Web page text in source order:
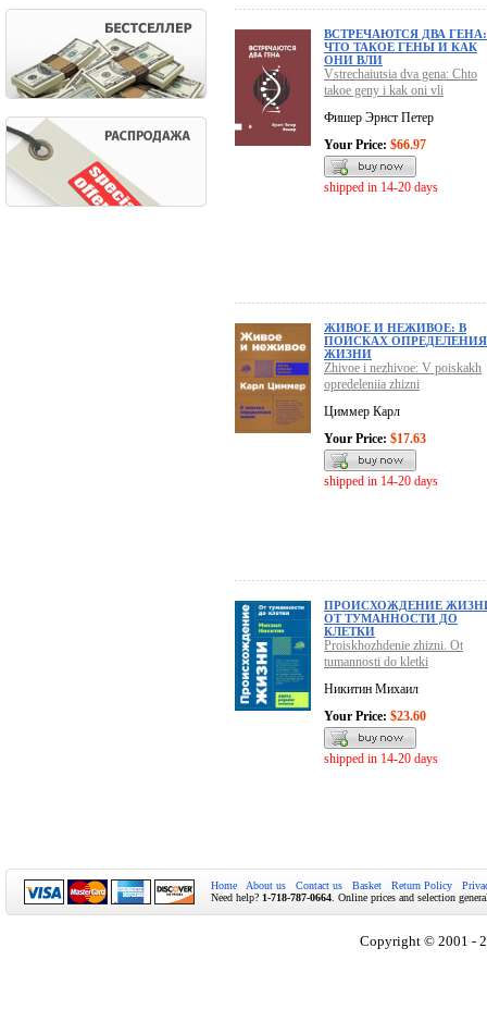
ВСТРЕЧАЮТСЯ ДВА ГЕНА:
ЧТО ТАКОЕ ГЕНЫ И КАК
ОНИ ВЛИ
Vstrechaiutsia dva gena: Chto
takoe geny i kak oni vli
Фишер Эрнст Петер
Your Price: $66.97
shipped in 14-20 days
ЖИВОЕ И НЕЖИВОЕ: В
ПОИСКАХ ОПРЕДЕЛЕНИЯ
ЖИЗНИ
Zhivoe i nezhivoe: V poiskakh
opredeleniia zhizni
Циммер Карл
Your Price: $17.63
shipped in 14-20 days
ПРОИСХОЖДЕНИЕ
ОТ ТУМАННОСТИ ДО
КЛЕТКИ
Proiskhozhdenie zhizni. Ot
tumannosti do kletki
Никитин Михаил
Your Price: $23.60
shipped in 14-20 days
Home About us Contact us Basket Return Policy
Need help? 1-718-787-0664 . Online prices and selection
Copyright © 2001 -